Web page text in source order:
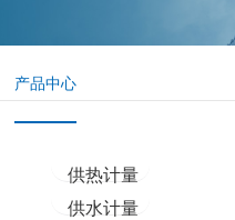
产品中心
供热计量
供水计量